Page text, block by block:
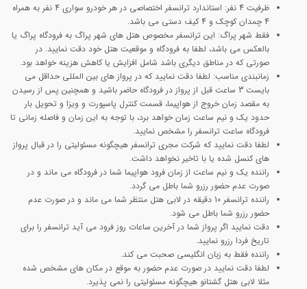
ظرفیت 4 نفر
: استاندارد ترانسفر اختصاصی در هر خودرو سواری 4 نفر به همراه
4 چمدان کوچک و 4 کیف دستی می باشد.
فقط شهر پراگ: این ترانسفر مخصوص هتل های شهر پراگ به فرودگاه پراگ یا
بالعکس می باشد، لطفا به فرودگاه و موقعیت هتل خود دقت نمایید. در
صورتی که در مناطق دیگری باشد شامل افزایش یا کاهش هزینه خواهد بود.
زمانبندی مناسب: لطفا دقت نمایید که در پرواز های بین المللی حداقل می
بایست 3 ساعت قبل از پرواز در فرودگاه حاضر باشید و همچنین پس از رسیدن
به مقصد زمان خروج از هواپیما، قسمت کنترل پاسپورت و ویزا و تحویل بار
حدود یک و نیم ساعت زمان خواهد برد، با توجه به این زمان و فاصله زمانی تا
فرودگاه ساعت ترانسفر را مشخص نمایید.
لطفا دقت نمایید که شرکت مجری ترانسفر هیچگونه مسئولیتی را در قبال پرواز
های کنسل شده یا با تاخیر نخواهد داشت.
راننده یک و نیم ساعت از زمان فرود هواپیما شما در فرودگاه می ماند و در
صورت عدم حضور رزرو شما باطل می گردد.
راننده ترانسفر 10 دقیقه در لابی هتل منتظر شما می ماند و در صورت عدم
حضور رزرو شما باطل می شود.
دقت نمایید اگر پرواز شما در آخرین ساعات روز فرود می آید ترانسفر را برای
تاریخ فردا رزرو نمایید.
راننده فقط به زبان انگلیسی صحبت می کند.
لطفا دقت نمایید در صورت عدم حضور به موقع در مکان های مشخص شده
مثلا لابی هتل گشتانو هیچگونه مسئولیتی را نمی پذیرد.